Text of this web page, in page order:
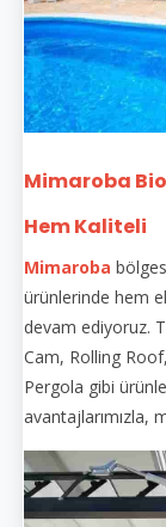
Mimaroba
Hem Kaliteli
Mimaroba
ürünlerinde hem
devam ediyoruz.
Cam, Rolling
Pergola gibi
avantajlarımızla,